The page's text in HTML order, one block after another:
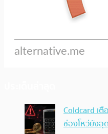
Coldcard เ
ช่องโหว่ยังอุ